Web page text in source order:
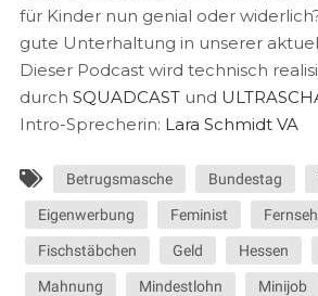
für Kinder nun genial oder
gute Unterhaltung in unserer
Dieser Podcast wird technisch
durch SQUADCASTund
Intro-Sprecherin: Lara Schmidt VA
Betrugsmasche Bundestag
Eigenwerbung Feminist
Fischstäbchen Geld Hessen
Mahnung Mindestlohn Minijob